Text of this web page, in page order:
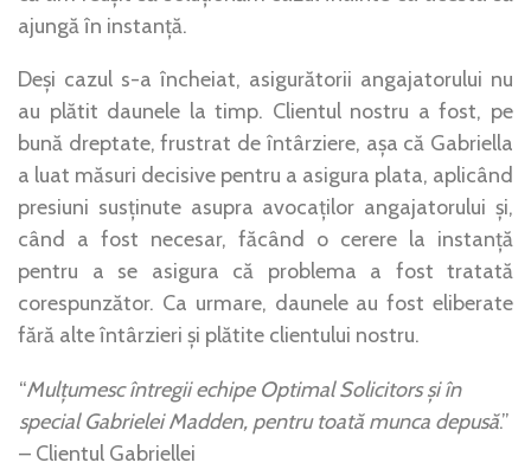
ajungă în instanță.
Deși cazul s-a încheiat, asigurătorii angajatorului nu
au plătit daunele la timp. Clientul nostru a fost, pe
bună dreptate, frustrat de întârziere, așa că Gabriella
a luat măsuri decisive pentru a asigura plata, aplicând
presiuni susținute asupra avocaților angajatorului și,
când a fost necesar, făcând o cerere la instanță
pentru a se asigura că problema a fost tratată
corespunzător. Ca urmare, daunele au fost eliberate
fără alte întârzieri și plătite clientului nostru.
“Mulțumesc întregii echipe Optimal Solicitors și în
special Gabrielei Madden, pentru toată munca depusă.”
– Clientul Gabriellei